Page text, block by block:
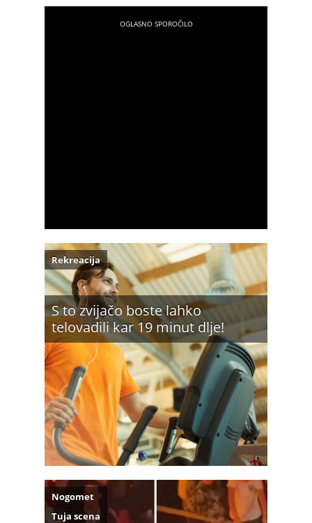
S to zvijačo boste lahko
telovadili kar 19 minut dlje!
Rekreacija
Nogomet
Tuja scena